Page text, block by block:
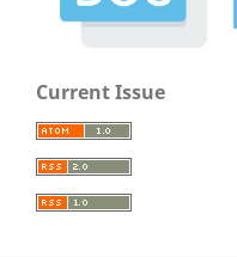
Current Issue